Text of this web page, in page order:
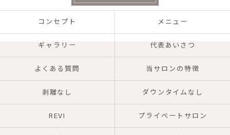
コンセプト メニュー
ギャラリー 代表あいさつ
よくある質問 当サロンの特徴
剥離なし ダウンタイムなし
REVI プライベートサロン